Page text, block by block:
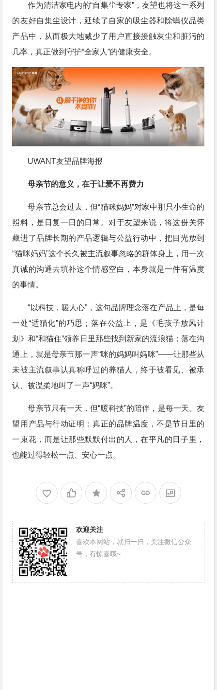
作为清洁家电内的“自集尘专家”，友望也将这一系列
的友好自集尘设计，延续了自家的吸尘器和除螨仪品类
产品中，从而极大地减少了用户直接接触灰尘和脏污的
几率，真正做到守护“全家人”的健康安全。
UWANT友望品牌海报
母亲节的意义，在于让爱不再费力
母亲节总会过去，但“猫咪妈妈”对家中那只小生命的
照料，是日复一日的日常。对于友望来说，将这份关怀
藏进了品牌长期的产品逻辑与公益行动中，把目光放到
“猫咪妈妈”这个长久被主流叙事忽略的群体身上，用一次
真诚的沟通去填补这个情感空白，本身就是一件有温度
的事情。
“以科技，暖人心”，这句品牌理念落在产品上，是每
一处“适猫化”的巧思；落在公益上，是《毛孩子放风计
划》和“和猫住”领养日里那些找到新家的流浪猫；落在沟
通上，就是母亲节那一声“咪的妈妈叫妈咪”——让那些从
未被主流叙事认真称呼过的养猫人，终于被看见、被承
认、被温柔地叫了一声“妈咪”。
母亲节只有一天，但“暖科技”的陪伴，是每一天。友
望用产品与行动证明：真正的品牌温度，不是节日里的
一束花，而是让那些默默付出的人，在平凡的日子里，
也能过得轻松一点、安心一点。
欢迎关注
喜欢本网站，就扫一扫，关注微信公众
号，有惊喜哦~